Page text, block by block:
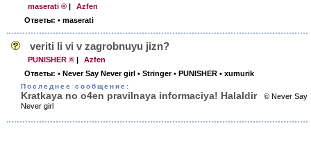
maserati ® |
Azfen
Ответы: • maserati
veriti li vi v zagrobnuyu jizn?
PUNISHER ® |
Azfen
Ответы: • Never Say Never girl • Stringer • PUNISHER • xumurik
Последнее сообщение:
Kratkaya no o4en pravilnaya informaciya! Halaldir
© Never Say
Never girl